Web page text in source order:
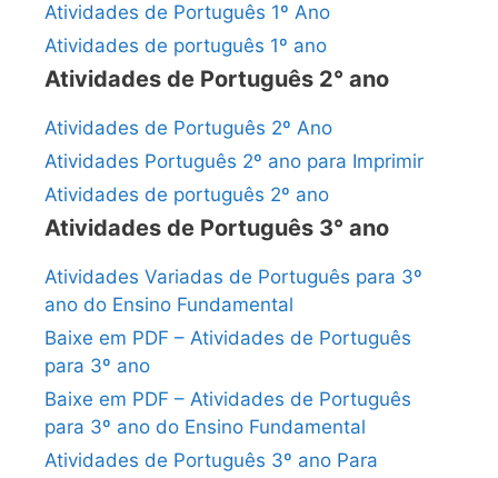
Atividades de Português 1º Ano
Atividades de português 1º ano
Atividades de Português 2° ano
Atividades de Português 2º Ano
Atividades Português 2º ano para Imprimir
Atividades de português 2º ano
Atividades de Português 3° ano
Atividades Variadas de Português para 3º
ano do Ensino Fundamental
Baixe em PDF – Atividades de Português
para 3º ano
Baixe em PDF – Atividades de Português
para 3º ano do Ensino Fundamental
Atividades de Português 3º ano Para